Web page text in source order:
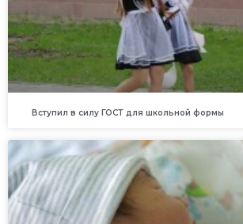
Вступил в силу ГОСТ для школьной формы